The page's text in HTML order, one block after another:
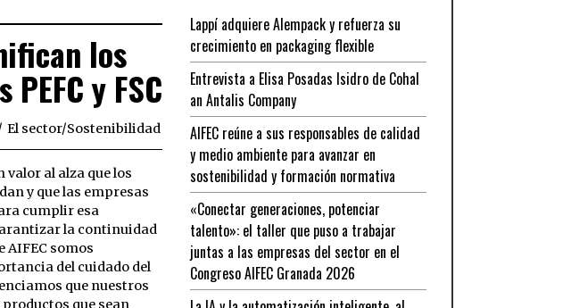
los
y FSC
El sector/Sostenibilidad
valor al alza que los
y que las empresas
cumplir esa
la continuidad
AIFEC somos
del cuidado del
que nuestros
Lappí adquiere Alempack y refuerza su
crecimiento en packaging flexible
Entrevista a Elisa Posadas Isidro de Cohal
an Antalis Company
AIFEC reúne a sus responsables de calidad
y medio ambiente para avanzar en
sostenibilidad y formación normativa
«Conectar generaciones, potenciar
talento»: el taller que puso a trabajar
juntas a las empresas del sector en el
Congreso AIFEC Granada 2026